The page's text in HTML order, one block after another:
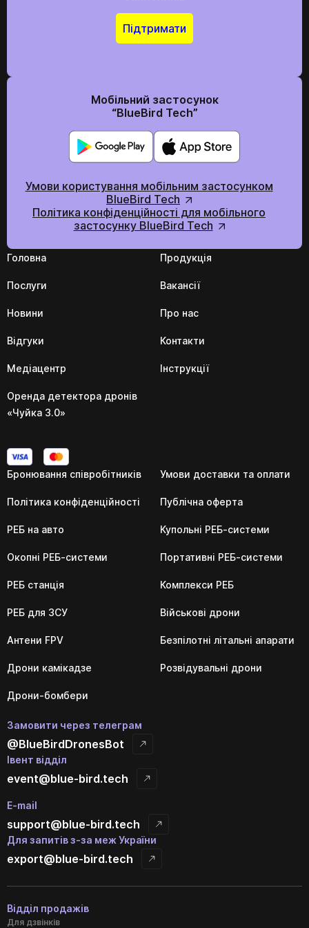
Підтримати
Мобільний застосунок
“BlueBird Tech”
Умови користування мобільним застосунком
BlueBird Tech
Політика конфіденційності для мобільного
застосунку BlueBird Tech
Головна Продукція
Послуги Вакансії
Новини Про нас
Відгуки Контакти
Медіацентр Інструкції
Оренда детектора дронів
«Чуйка 3.0»
Бронювання співробітників Умови доставки та оплати
Політика конфіденційності Публічна оферта
РЕБ на авто Купольні РЕБ-системи
Окопні РЕБ-системи Портативні РЕБ-системи
РЕБ станція Комплекси РЕБ
РЕБ для ЗСУ Військові дрони
Антени FPV Безпілотні літальні апарати
Дрони камікадзе Розвідувальні дрони
Дрони-бомбери
Замовити через телеграм
@BlueBirdDronesBot
Івент відділ
event@blue-bird.tech
E-mail
support@blue-bird.tech
Для запитів з-за меж України
export@blue-bird.tech
Відділ продажів
Для дзвінків
Ми в соціальних мережах